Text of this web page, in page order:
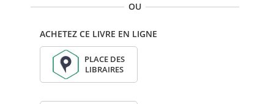
OU
ACHETEZ CE LIVRE EN LIGNE
PLACE DES
LIBRAIRES